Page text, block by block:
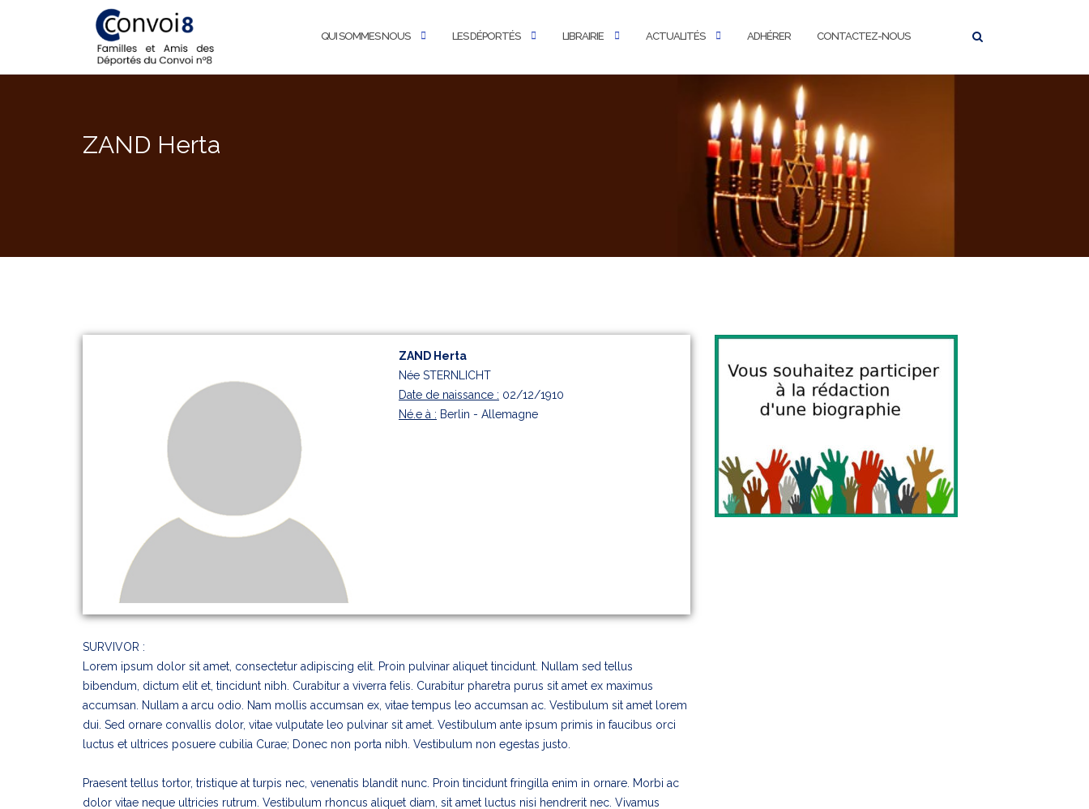
QUI SOMMES NOUS LES DÉPORTÉS LIBRAIRIE ACTUALITÉS ADHÉRER CONTACTEZ-NOUS
ZAND Herta
ZAND Herta
Née STERNLICHT
Date de naissance : 02/12/1910
Né.e à : Berlin - Allemagne
SURVIVOR :
Lorem ipsum dolor sit amet, consectetur adipiscing elit. Proin pulvinar aliquet tincidunt. Nullam sed tellus
bibendum, dictum elit et, tincidunt nibh. Curabitur a viverra felis. Curabitur pharetra purus sit amet ex maximus
accumsan. Nullam a arcu odio. Nam mollis accumsan ex, vitae tempus leo accumsan ac. Vestibulum sit amet lorem
dui. Sed ornare convallis dolor, vitae vulputate leo pulvinar sit amet. Vestibulum ante ipsum primis in faucibus orci
luctus et ultrices posuere cubilia Curae; Donec non porta nibh. Vestibulum non egestas justo.
Praesent tellus tortor, tristique at turpis nec, venenatis blandit nunc. Proin tincidunt fringilla enim in ornare. Morbi ac
dolor vitae neque ultricies rutrum. Vestibulum rhoncus aliquet diam, sit amet luctus nisi hendrerit nec. Vivamus